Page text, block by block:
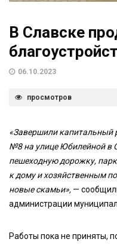
В Славске
06.10.2023
просмотров
«Завершили капитальный
№8 на улице Юбилейной в
пешеходную дорожку,
к дому и хозяйственным
новые скамьи», —
администрации
Работы пока не приняты,